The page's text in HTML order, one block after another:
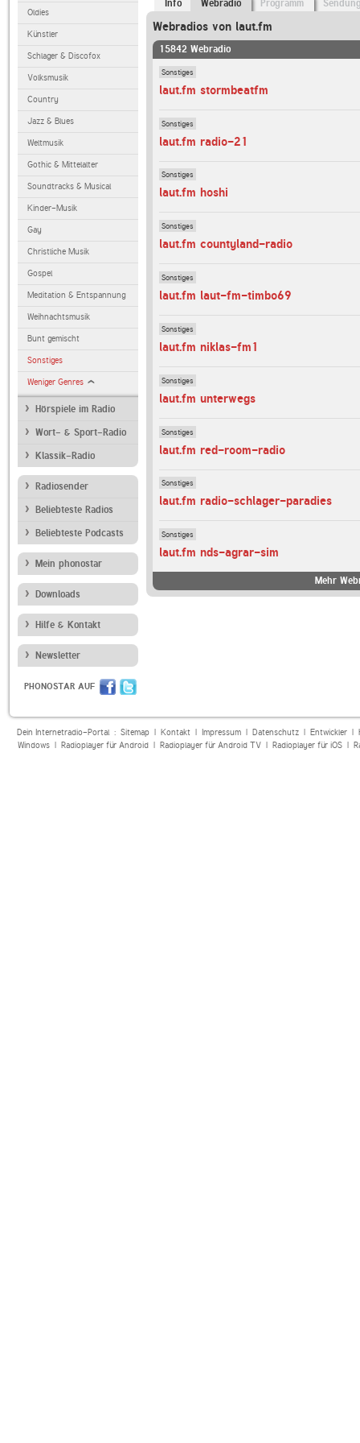
Oldies
Künstler
Schlager & Discofox
Volksmusik
Country
Jazz & Blues
Weltmusik
Gothic & Mittelalter
Soundtracks & Musical
Kinder-Musik
Gay
Christliche Musik
Gospel
Meditation & Entspannung
Weihnachtsmusik
Bunt gemischt
Sonstiges
Weniger Genres
Hörspiele im Radio
Wort- & Sport-Radio
Klassik-Radio
Radiosender
Beliebteste Radios
Beliebteste Podcasts
Mein phonostar
Downloads
Hilfe & Kontakt
Newsletter
PHONOSTAR AUF
Info Webradio Programm
Webradios von laut.fm
15842 Webradio
Sonstiges
laut.fm stormbeatfm
Sonstiges
laut.fm radio-21
Sonstiges
laut.fm hoshi
Sonstiges
laut.fm countyland-radio
Sonstiges
laut.fm laut-fm-timbo69
Sonstiges
laut.fm niklas-fm1
Sonstiges
laut.fm unterwegs
Sonstiges
laut.fm red-room-radio
Sonstiges
laut.fm radio-schlager-paradies
Sonstiges
laut.fm nds-agrar-sim
Mehr
Dein Internetradio-Portal : Sitemap| Kontakt| Impressum| Datenschutz| Entwickler|
Windows| Radioplayer für Android| Radioplayer für Android TV| Radioplayer für iOS|